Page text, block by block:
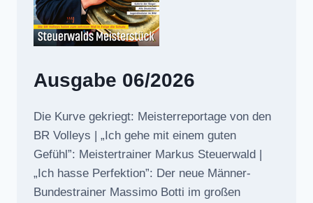
Ausgabe 06/2026
Die Kurve gekriegt: Meisterreportage von den
BR Volleys | „Ich gehe mit einem guten
Gefühl”: Meistertrainer Markus Steuerwald |
„Ich hasse Perfektion”: Der neue Männer-
Bundestrainer Massimo Botti im großen